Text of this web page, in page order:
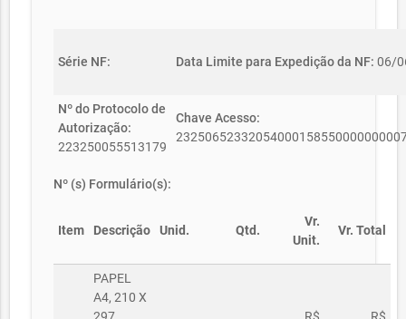
Série NF: Data Limite para Expedição da NF: 06/
Nº do Protocolo de
Autorização:
223250055513179
Chave Acesso:
Nº (s) Formulário(s):
Item Descrição Unid. Qtd.
Vr.
Unit.
Vr. Total
PAPEL
A4, 210 X